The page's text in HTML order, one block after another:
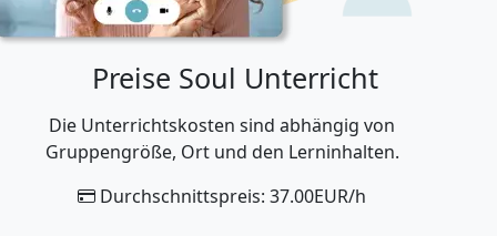
Preise Soul Unterricht
Die Unterrichtskosten sind abhängig von
Gruppengröße, Ort und den Lerninhalten.
Durchschnittspreis: 37.00EUR/h